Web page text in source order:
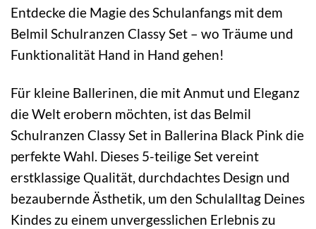
Entdecke die Magie des Schulanfangs mit dem
Belmil Schulranzen Classy Set – wo Träume und
Funktionalität Hand in Hand gehen!
Für kleine Ballerinen, die mit Anmut und Eleganz
die Welt erobern möchten, ist das Belmil
Schulranzen Classy Set in Ballerina Black Pink die
perfekte Wahl. Dieses 5-teilige Set vereint
erstklassige Qualität, durchdachtes Design und
bezaubernde Ästhetik, um den Schulalltag Deines
Kindes zu einem unvergesslichen Erlebnis zu